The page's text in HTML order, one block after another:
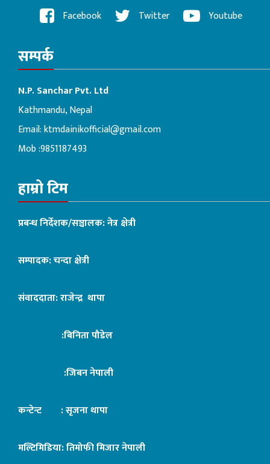
Facebook Twitter Youtube
सम्पर्क
N.P. Sanchar Pvt. Ltd
Kathmandu, Nepal
Email:ktmdainikofficial@gmail.com
Mob :9851187493
हाम्रो टिम
प्रबन्ध निर्देशक/सञ्चालक: नेत्र क्षेत्री
सम्पादक: चन्दा क्षेत्री
संवाददाता: राजेन्द्र थापा
:बिनिता पौडेल
:जिबन नेपाली
कन्टेन्ट : सृजना थापा
मल्टिमिडिया: तिमोफी मिजार नेपाली